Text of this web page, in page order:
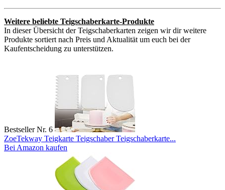
Weitere beliebte Teigschaberkarte-Produkte
In dieser Übersicht der Teigschaberkarten zeigen wir dir weitere
Produkte sortiert nach Preis und Aktualität um euch bei der
Kaufentscheidung zu unterstützen.
Bestseller Nr. 6
ZoeTekway Teigkarte Teigschaber Teigschaberkarte...
Bei Amazon kaufen